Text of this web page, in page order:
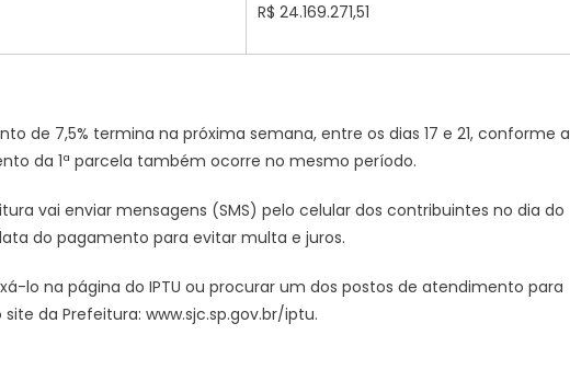
R$ 24.169.271,51
de 7,5% termina na próxima semana, entre os dias 17 e 21, conforme a
da 1ª parcela também ocorre no mesmo período.
vai enviar mensagens (SMS) pelo celular dos contribuintes no dia do
do pagamento para evitar multa e juros.
lo na página do IPTU ou procurar um dos postos de atendimento para
da Prefeitura: www.sjc.sp.gov.br/iptu.